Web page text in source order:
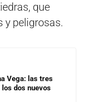
que
y peligrosas.
Vega: las tres
dos nuevos